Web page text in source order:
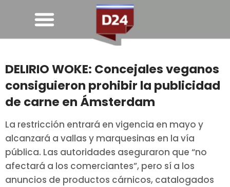
DELIRIO WOKE: Concejales veganos
consiguieron prohibir la publicidad
de carne en Ámsterdam
La restricción entrará en vigencia en mayo y
alcanzará a vallas y marquesinas en la vía
pública. Las autoridades aseguraron que “no
afectará a los comerciantes”, pero sí a los
anuncios de productos cárnicos, catalogados